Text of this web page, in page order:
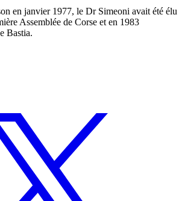
en janvier 1977, le Dr Simeoni avait été élu
Assemblée de Corse et en 1983
Bastia.